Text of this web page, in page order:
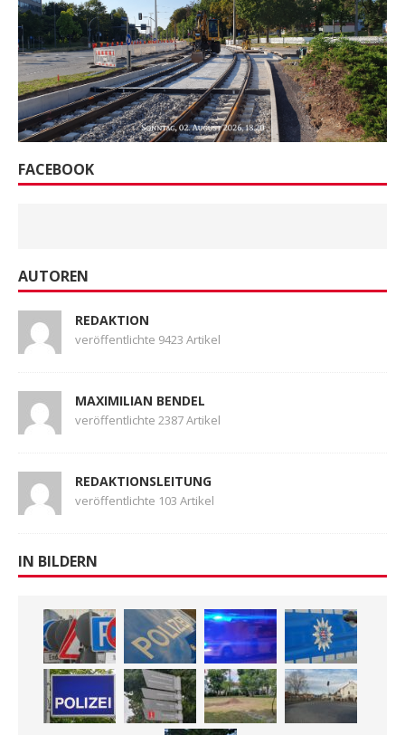
FACEBOOK
AUTOREN
REDAKTION
veröffentlichte 9423 Artikel
MAXIMILIAN BENDEL
veröffentlichte 2387 Artikel
REDAKTIONSLEITUNG
veröffentlichte 103 Artikel
IN BILDERN